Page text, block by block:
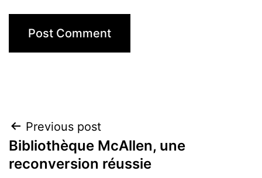
Post
navigation
Previous post
Bibliothèque McAllen, une
reconversion réussie